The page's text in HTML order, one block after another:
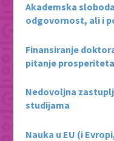
Akademska
odgovornost, ali i
Finansiranje
pitanje prosperiteta
Nedovoljna
studijama
Nauka u EU (i